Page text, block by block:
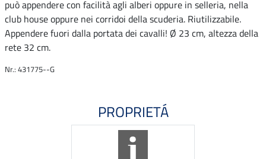
può appendere con facilità agli alberi oppure in selleria, nella
club house oppure nei corridoi della scuderia. Riutilizzabile.
Appendere fuori dalla portata dei cavalli! Ø 23 cm, altezza della
rete 32 cm.
Nr.: 431775--G
PROPRIETÁ